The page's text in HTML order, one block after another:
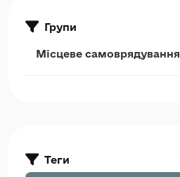
Групи
Місцеве самоврядування
Теги